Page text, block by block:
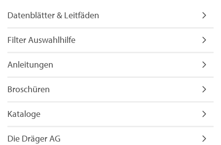
Datenblätter & Leitfäden
Filter Auswahlhilfe
Anleitungen
Broschüren
Kataloge
Die Dräger AG